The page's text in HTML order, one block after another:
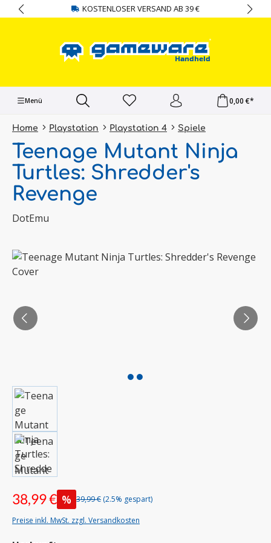
springen KOSTENLOSER VERSAND AB 39 €
Menü 0,00 €*
Home Playstation Playstation 4 Spiele
Teenage Mutant Ninja
Turtles: Shredder's
Revenge
DotEmu
Bildergalerie überspringen
38,99 € % 39,99 € (2.5% gespart)
Preise inkl. MwSt. zzgl. Versandkosten